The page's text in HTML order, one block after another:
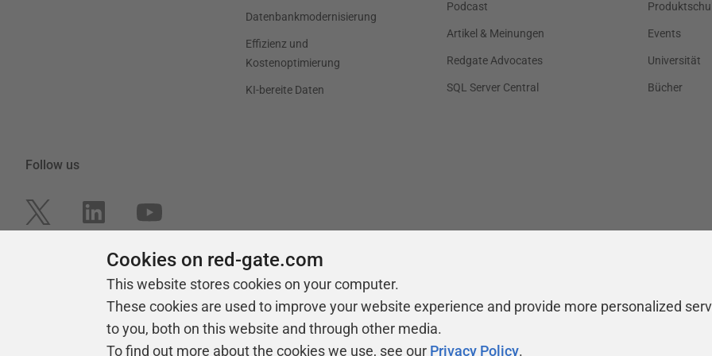
Datenbankmodernisierung
Effizienz und
Kostenoptimierung
KI-bereite Daten
Podcast
Artikel & Meinungen
Redgate Advocates
SQL Server Central
Events
Universität
Bücher
Follow us
Cookies on red-gate.com
This website stores cookies on your computer.
These cookies are used to improve your website experience and provide more personalized
to you, both on this website and through other media.
To find out more about the cookies we use, see our Privacy Policy.